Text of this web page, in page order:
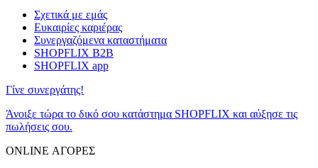
Σχετικά με εμάς
Ευκαιρίες καριέρας
Συνεργαζόμενα καταστήματα
SHOPFLIX B2B
SHOPFLIX app
Γίνε συνεργάτης!
Άνοιξε τώρα το δικό σου κατάστημα SHOPFLIX και αύξησε τις
πωλήσεις σου.
ONLINE ΑΓΟΡΕΣ